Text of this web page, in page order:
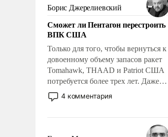
Борис Джерелиевский
Сможет ли Пентагон перестроить
ВПК США
Только для того, чтобы вернуться к
довоенному объему запасов ракет
Tomahawk, THAAD и Patriot США
потребуется более трех лет. Даже
небольшая война с Ираном
опустошила американские
уязвимости США, например, перед
4 комментария